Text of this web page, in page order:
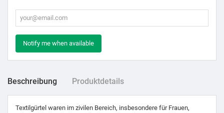
Notify me when available
Beschreibung Produktdetails
Textilgürtel waren im zivilen Bereich, insbesondere für Frauen,